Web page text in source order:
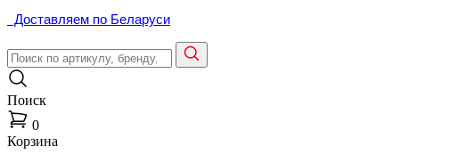
Доставляем по Беларуси
Поиск
0
Корзина